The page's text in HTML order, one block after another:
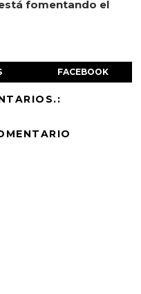
fomentando el
FACEBOOK